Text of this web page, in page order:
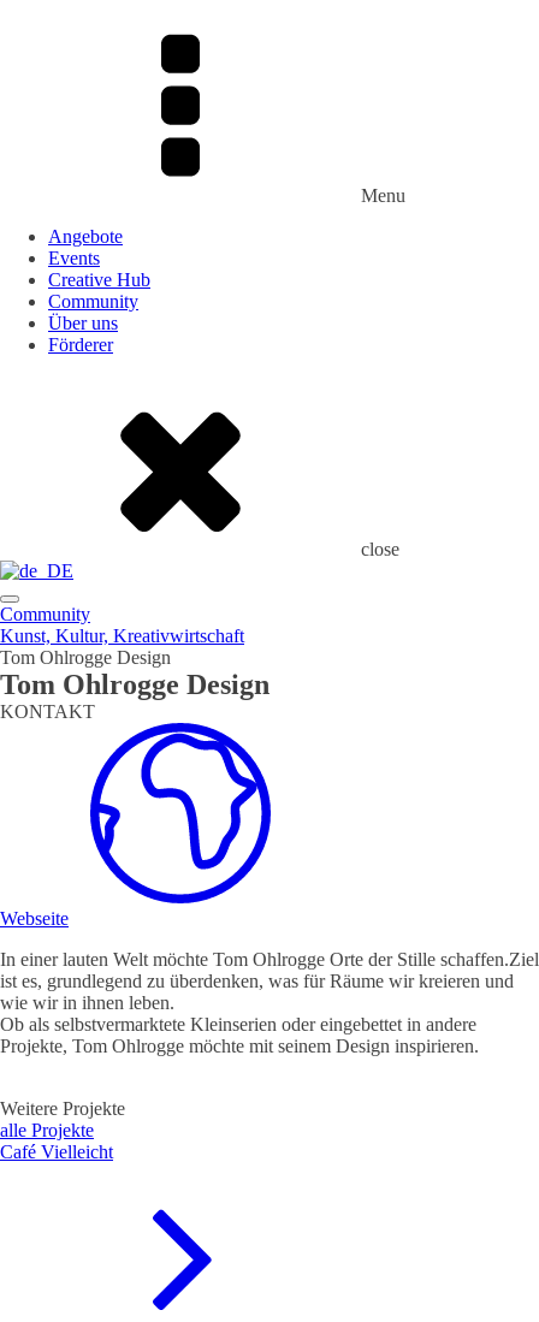
Menu
Angebote
Events
Creative Hub
Community
Über uns
Förderer
close
Community
Kunst, Kultur, Kreativwirtschaft
Tom Ohlrogge Design
Tom Ohlrogge Design
KONTAKT
Webseite
In einer lauten Welt möchte Tom Ohlrogge Orte der Stille schaffen.Ziel
ist es, grundlegend zu überdenken, was für Räume wir kreieren und
wie wir in ihnen leben.
Ob als selbstvermarktete Kleinserien oder eingebettet in andere
Projekte, Tom Ohlrogge möchte mit seinem Design inspirieren.
Weitere Projekte
alle Projekte
Café Vielleicht